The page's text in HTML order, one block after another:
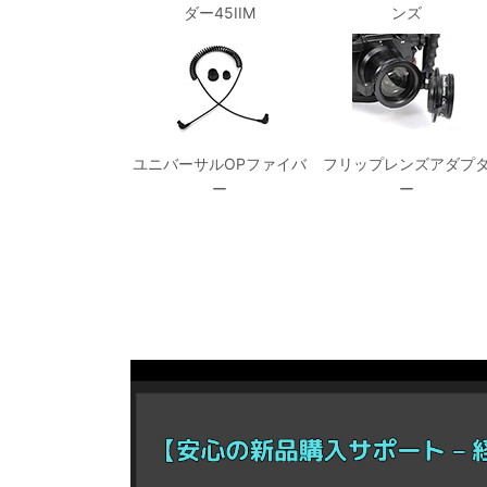
ダー45IIM ンズ
ユニバーサルOPファイバ
ー
フリップレンズアダプ
ー